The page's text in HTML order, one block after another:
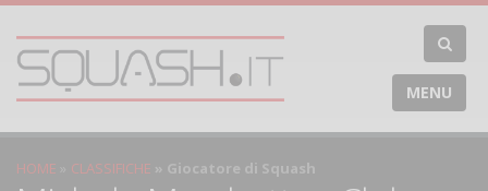
MENU
HOME CLASSIFICHE Giocatore di Squash